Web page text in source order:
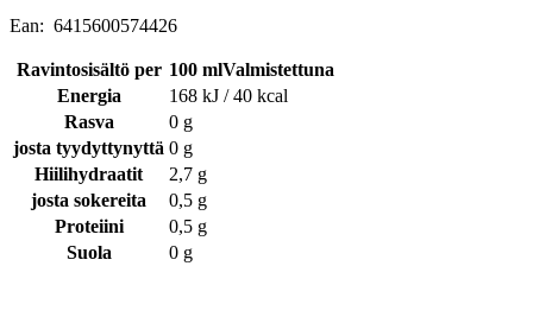
Ean: 6415600574426
Ravintosisältö per 100 mlValmistettuna
Energia
168 kJ / 40 kcal
Rasva
0 g
josta tyydyttynyttä 0 g
Hiilihydraatit
2,7 g
josta sokereita
0,5 g
Proteiini
0,5 g
Suola
0 g